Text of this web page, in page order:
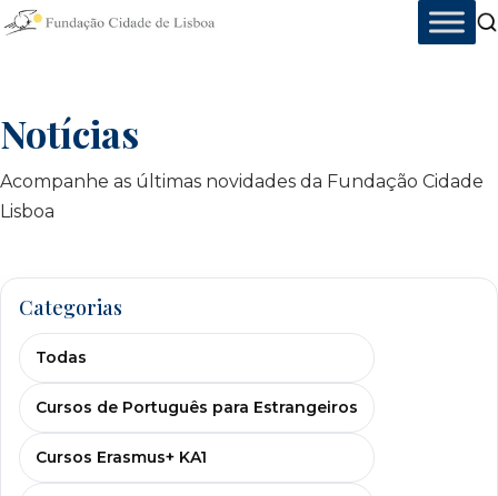
Skip
Notícias
Acompanhe as últimas novidades da Fundação Cidade
Lisboa
Categorias
Todas
Cursos de Português para Estrangeiros
Cursos Erasmus+ KA1